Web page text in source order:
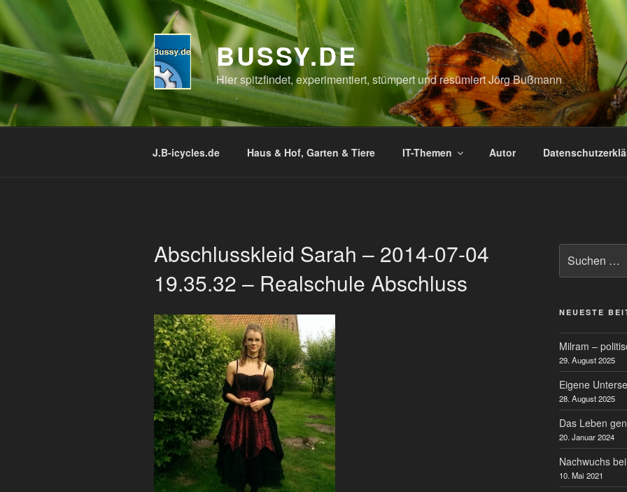
Zum
Inhalt
springen
BUSSY.DE
Hier spitzfindet, experimentiert, stümpert und resümiert Jörg Bußmann
J.B-icycles.de Haus & Hof, Garten & Tiere IT-Themen Autor
Abschlusskleid Sarah – 2014-07-04
19.35.32 – Realschule Abschluss
nach:
NEUESTE
Milram –
29. August 2025
Eigene
28. August 2025
Das Leben
20. Januar 2024
Nachwuchs
10. Mai 2021